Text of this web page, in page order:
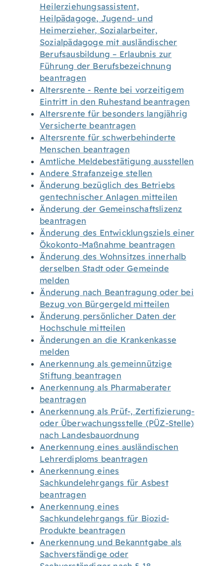
Heilerziehungsassistent,
Heilpädagoge, Jugend- und
Heimerzieher, Sozialarbeiter,
Sozialpädagoge mit ausländischer
Berufsausbildung – Erlaubnis zur
Führung der Berufsbezeichnung
beantragen
Altersrente - Rente bei vorzeitigem
Eintritt in den Ruhestand beantragen
Altersrente für besonders langjährig
Versicherte beantragen
Altersrente für schwerbehinderte
Menschen beantragen
Amtliche Meldebestätigung ausstellen
Andere Strafanzeige stellen
Änderung bezüglich des Betriebs
gentechnischer Anlagen mitteilen
Änderung der Gemeinschaftslizenz
beantragen
Änderung des Entwicklungsziels einer
Ökokonto-Maßnahme beantragen
Änderung des Wohnsitzes innerhalb
derselben Stadt oder Gemeinde
melden
Änderung nach Beantragung oder bei
Bezug von Bürgergeld mitteilen
Änderung persönlicher Daten der
Hochschule mitteilen
Änderungen an die Krankenkasse
melden
Anerkennung als gemeinnützige
Stiftung beantragen
Anerkennung als Pharmaberater
beantragen
Anerkennung als Prüf-, Zertifizierung-
oder Überwachungsstelle (PÜZ-Stelle)
nach Landesbauordnung
Anerkennung eines ausländischen
Lehrerdiploms beantragen
Anerkennung eines
Sachkundelehrgangs für Asbest
beantragen
Anerkennung eines
Sachkundelehrgangs für Biozid-
Produkte beantragen
Anerkennung und Bekanntgabe als
Sachverständige oder